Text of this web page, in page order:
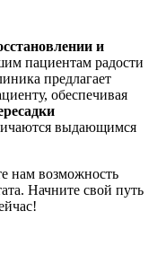
и
пациентам радости
предлагает
обеспечивая
выдающимся
нам возможность
Начните свой путь